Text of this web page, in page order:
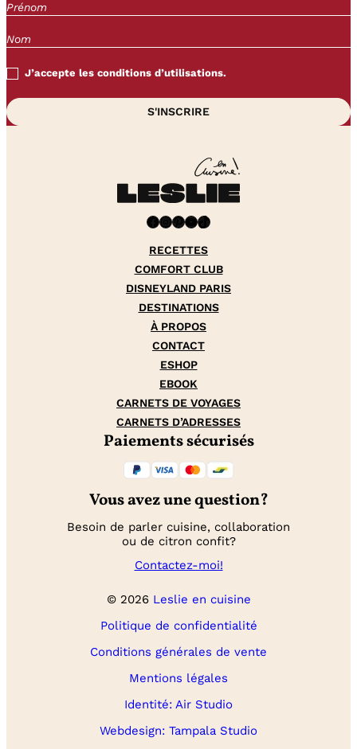
J’accepte les conditions d’utilisations.
Facebook InstagramPinterest YouTube TikTok
RECETTES
COMFORT CLUB
DISNEYLAND PARIS
DESTINATIONS
À PROPOS
CONTACT
ESHOP
EBOOK
CARNETS DE VOYAGES
CARNETS D’ADRESSES
Paiements sécurisés
Vous avez une question?
Besoin de parler cuisine, collaboration
ou de citron confit?
Contactez-moi!
© 2026 Leslie en cuisine
Politique de confidentialité
Conditions générales de vente
Mentions légales
Identité: Air Studio
Webdesign: Tampala Studio